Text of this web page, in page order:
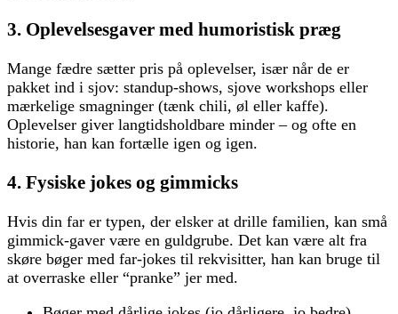
3. Oplevelsesgaver med humoristisk præg
Mange fædre sætter pris på oplevelser, især når de er
pakket ind i sjov: standup-shows, sjove workshops eller
mærkelige smagninger (tænk chili, øl eller kaffe).
Oplevelser giver langtidsholdbare minder – og ofte en
historie, han kan fortælle igen og igen.
4. Fysiske jokes og gimmicks
Hvis din far er typen, der elsker at drille familien, kan små
gimmick-gaver være en guldgrube. Det kan være alt fra
skøre bøger med far-jokes til rekvisitter, han kan bruge til
at overraske eller “pranke” jer med.